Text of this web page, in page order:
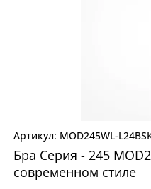
MOD245WL-
Бра Серия - 245
современном стиле